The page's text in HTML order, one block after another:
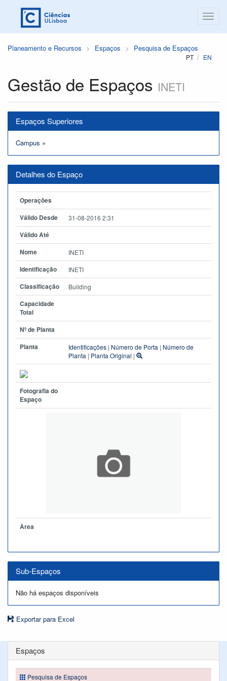
Planeamento e Recursos Espaços Pesquisa de Espaços
PT EN
Gestão de Espaços INETI
Espaços Superiores
Campus »
Detalhes do Espaço
Operações
Válido Desde
31-08-2016 2:31
Válido Até
Nome
INETI
Identificação INETI
Classificação Building
Capacidade
Total
Nº de Planta
Planta
Identificações | Número de Porta | Número de
Planta | Planta Original |
Fotografia do
Espaço
Àrea
Sub-Espaços
Não há espaços disponíveis
Exportar para Excel
Espaços
Pesquisa de Espaços